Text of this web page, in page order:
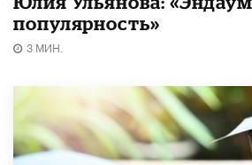
популярность»
3 МИН.